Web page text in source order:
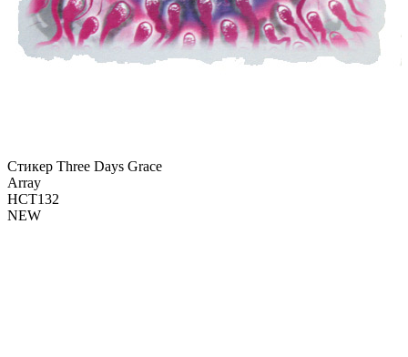
Стикер Three Days Grace
Array
НСТ132
NEW